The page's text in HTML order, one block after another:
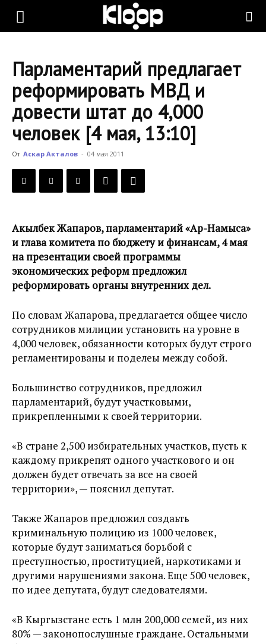
KLOOP.KG
Новости
Кыргызстана
Парламентарий предлагает
реформировать МВД и
довести штат до 4,000
человек [4 мая, 13:10]
От Аскар Акталов - 04 мая 2011
Акылбек Жапаров, парламентарий «Ар-Намыса»
и глава комитета по бюджету и финансам, 4 мая
на презентации своей программы
экономических реформ предложил
реформировать органы внутренних дел.
По словам Жапарова, предлагается общее число
сотрудников милиции установить на уровне в
4,000 человек, обязанности которых будут строго
регламентированы и поделеы между собой.
Большинство сотрудников, предложил
парламентарий, будут участковыми,
прикрепленными к своей территории.
«В стране 2,500 избирательных участков, пусть к
каждому прикрепят одного участкового и он
должен будет отвечать за все на своей
территории», — пояснил депутат.
Также Жапаров предложил создаьть
криминальную полицию из 1000 человек,
которые будут заниматься борьбой с
преступностью, проституцией, наркотиками и
другими нарушениями закона. Еще 500 человек,
по идее депутата, будут следователями.
«В Кыргызстане есть 1 млн 200,000 семей, из них
80% — законопослушные граждане. Остальными